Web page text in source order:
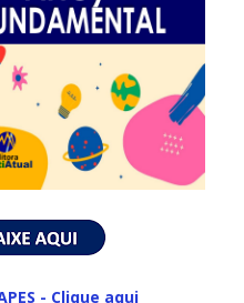
- Clique aqui